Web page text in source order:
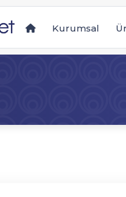
Kurumsal